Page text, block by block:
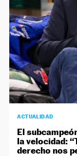
ACTUALIDAD
El
la velocidad:
derecho nos